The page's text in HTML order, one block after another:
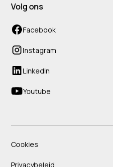
Volg ons
Facebook
Instagram
LinkedIn
Youtube
Cookies
Privacybeleid